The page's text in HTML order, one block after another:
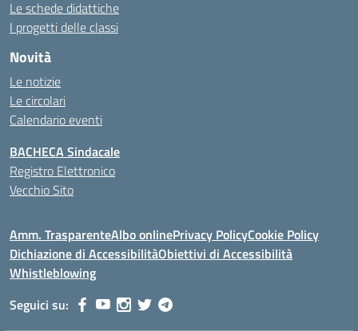
Le schede didattiche
I progetti delle classi
Novità
Le notizie
Le circolari
Calendario eventi
BACHECA Sindacale
Registro Elettronico
Vecchio Sito
Amm. TrasparenteAlbo onlinePrivacy PolicyCookie Policy
Dichiazione di AccessibilitàObiettivi di Accessibilità
Whistleblowing
Seguici su: